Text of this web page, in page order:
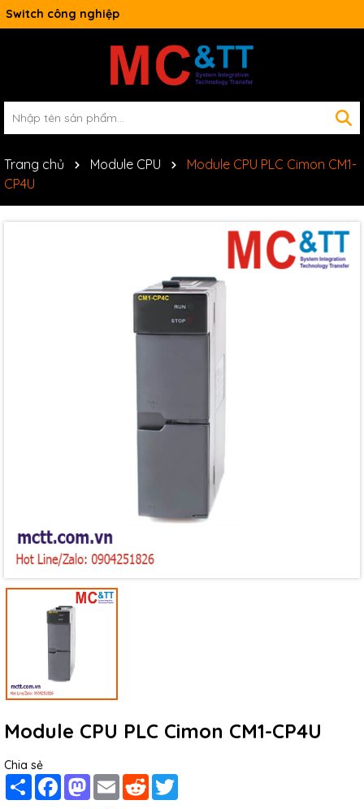
Switch công nghiệp
Trang chủ Module CPU
Module CPU PLC Cimon CM1-
CP4U
Module CPU PLC Cimon CM1-CP4U
Chia sẻ
Share FacebookMastodon
Email Reddit
Ngày hết hạn:
Điều kiện: